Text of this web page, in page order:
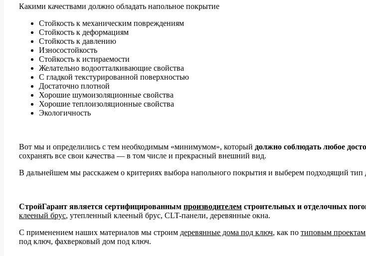
Какими качествами должно обладать напольное покрытие
Стойкость к механическим повреждениям
Стойкость к деформациям
Стойкость к давлению
Износостойкость
Стойкость к истираемости
Желательно водоотталкивающие свойства
С гладкой текстурированной поверхностью
Достаточно плотной
Хорошие шумоизоляционные свойства
Хорошие теплоизоляционные свойства
Экологичность
Вот мы и определились с тем необходимым «минимумом», который должно соблюдать любое
сохранять все свои качества — в том числе и прекрасный внешний вид.
В дальнейшем мы расскажем о критериях выбора напольного покрытия и выберем подходящий тип
СтройГарант является сертифицированным производителем строительных и отделочных
клееный брус, утепленный клееный брус, CLT-панели, деревянные окна.
С применением наших материалов мы строим деревянные дома под ключ, как по типовым проектам
под ключ, фахверковый дом под ключ.